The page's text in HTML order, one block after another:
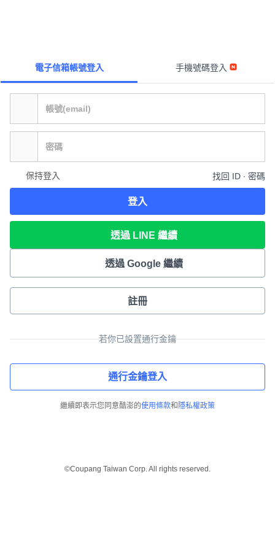
電子信箱帳號登入 手機號碼登入
保持登入 找回 ID ∙ 密碼
登入
透過 LINE 繼續
透過 Google 繼續
註冊
若你已設置通行金鑰
通行金鑰登入
繼續即表示您同意酷澎的使用條款和 隱私權政策
©Coupang Taiwan Corp. All rights reserved.